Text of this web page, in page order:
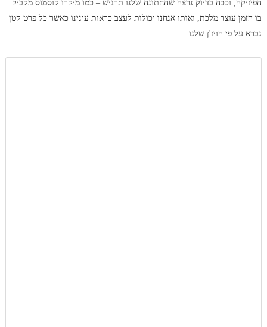
הפיזיקה, וככה בדיוק נרצה שהחתונה שלנו תרגיש – כמו מיקרו קוסמוס מקביל
בו הזמן עוצר מלכת, ואותו אנחנו יכולות לעצב כראות עינינו כאשר כל פרט קטן
נברא על פי הויז'ן שלנו.